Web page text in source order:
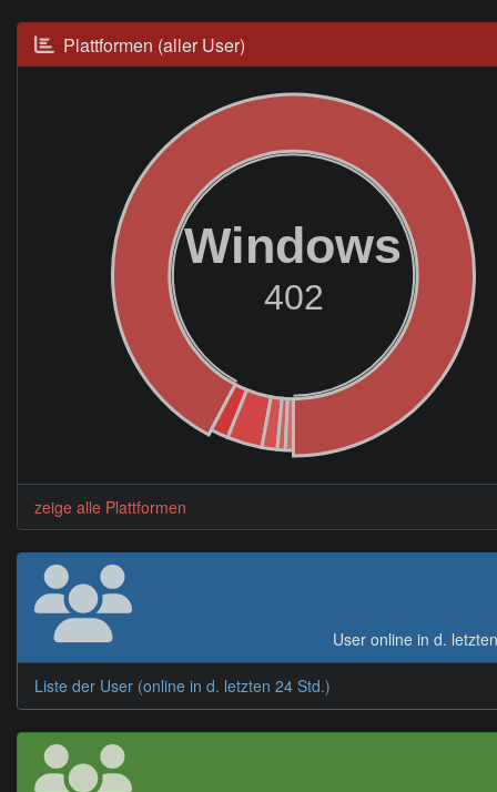
Plattformen (aller User)
Windows
402
zeige alle Plattformen
User online in d.
Liste der User (online in d. letzten 24 Std.)